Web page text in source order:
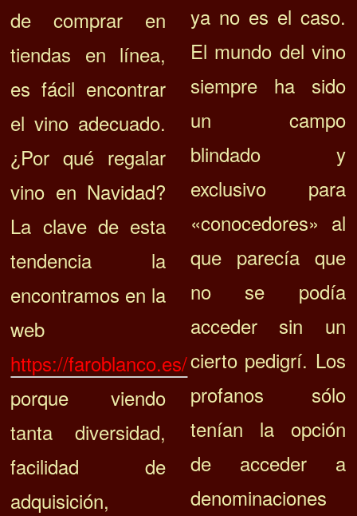
de comprar en
tiendas en línea,
es fácil encontrar
el vino adecuado.
¿Por qué regalar
vino en Navidad?
La clave de esta
tendencia la
encontramos en la
web
https://faroblanco.es/
porque viendo
tanta diversidad,
facilidad de
adquisición,
ya no es el caso.
El mundo del vino
siempre ha sido
un campo
blindado y
exclusivo para
«conocedores» al
que parecía que
no se podía
acceder sin un
cierto pedigrí. Los
profanos sólo
tenían la opción
de acceder a
denominaciones